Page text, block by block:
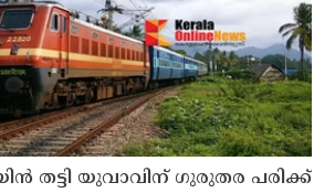
തട്ടി യുവാവിന് ഗുരുതര പരിക്ക്